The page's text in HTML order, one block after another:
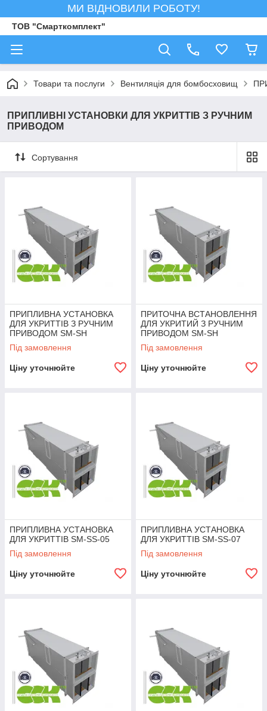
МИ ВІДНОВИЛИ РОБОТУ!
ТОВ "Смарткомплект"
Товари та послуги Вентиляція для бомбосховищ
ПРИПЛИВНІ УСТАНОВКИ ДЛЯ УКРИТТІВ З РУЧНИМ
ПРИВОДОМ
Сортування
ПРИПЛИВНА УСТАНОВКА
ДЛЯ УКРИТТІВ З РУЧНИМ
ПРИВОДОМ SM-SH
Під замовлення
Ціну уточнюйте
ПРИТОЧНА ВСТАНОВЛЕННЯ
ДЛЯ УКРИТИЙ З РУЧНИМ
ПРИВОДОМ SM-SH
Під замовлення
Ціну уточнюйте
ПРИПЛИВНА УСТАНОВКА
ДЛЯ УКРИТТІВ SM-SS-05
Під замовлення
Ціну уточнюйте
ПРИПЛИВНА УСТАНОВКА
ДЛЯ УКРИТТІВ SM-SS-07
Під замовлення
Ціну уточнюйте